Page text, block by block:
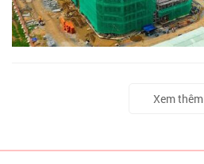
Xem thêm